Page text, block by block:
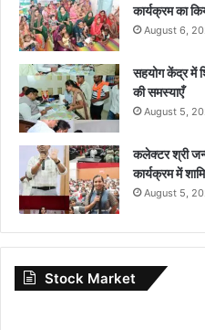
कार्यक्रम का
August 6,
सहयोग केंद्र में
की समस्याएँ
August 5,
कलेक्टर श्री
कार्यक्रम में
August 5,
Stock Market